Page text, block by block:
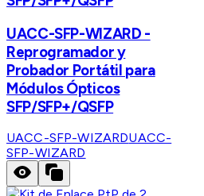
UACC-SFP-WIZARD -
Reprogramador y
Probador Portátil para
Módulos Ópticos
SFP/SFP+/QSFP
UACC-SFP-WIZARDUACC-
SFP-WIZARD